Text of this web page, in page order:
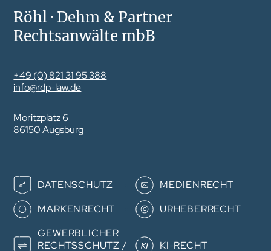
Röhl · Dehm & Partner
Rechtsanwälte mbB
+49 (0) 821 31 95 388
info@rdp-law.de
Moritzplatz 6
86150 Augsburg
Navigation
überspringen
DATENSCHUTZ
MEDIENRECHT
MARKENRECHT
URHEBERRECHT
GEWERB­­LICHER
RECHTS­­SCHUTZ /
KI-RECHT